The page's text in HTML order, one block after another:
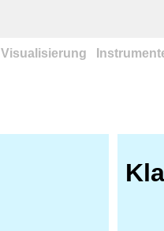
Visualisierung